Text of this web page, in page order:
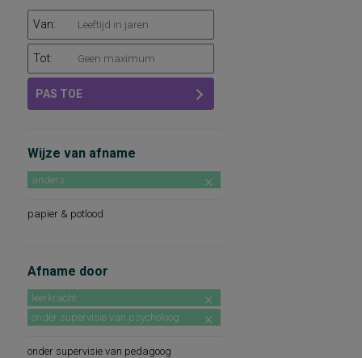
Van:
Tot:
PAS TOE
Wijze van afname
anders
papier & potlood
Afname door
leerkracht
onder supervisie van psycholoog
onder supervisie van pedagoog